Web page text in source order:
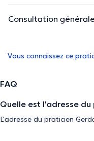
Consultation générale
Vous connaissez ce
FAQ
Quelle est l'adresse
L'adresse du praticien